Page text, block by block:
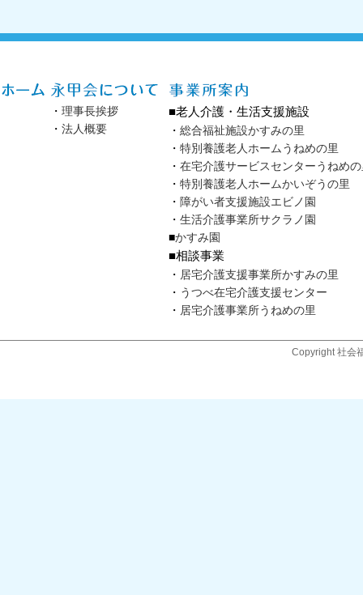
・ 理事長挨拶
・ 法人概要
■老人介護・生活支援施設
・ 総合福祉施設かすみの里
・ 特別養護老人ホームうねめの里
・ 在宅介護サービスセンターうねめ
・ 特別養護老人ホームかいぞうの里
・ 障がい者支援施設エビノ園
・ 生活介護事業所サクラノ園
■かすみ園
■相談事業
・ 居宅介護支援事業所かすみの里
・ うつべ在宅介護支援センター
・ 居宅介護事業所うねめの里
Copyright 社会